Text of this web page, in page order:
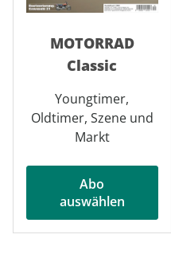
MOTORRAD
Classic
Youngtimer,
Oldtimer, Szene und
Markt
Abo
auswählen